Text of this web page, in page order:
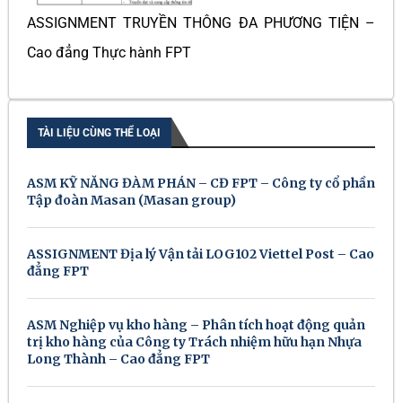
ASSIGNMENT TRUYỀN THÔNG ĐA PHƯƠNG TIỆN –
Cao đẳng Thực hành FPT
TÀI LIỆU CÙNG THỂ LOẠI
ASM KỸ NĂNG ĐÀM PHÁN – CĐ FPT – Công ty cổ phần
Tập đoàn Masan (Masan group)
ASSIGNMENT Địa lý Vận tải LOG102 Viettel Post – Cao
đẳng FPT
ASM Nghiệp vụ kho hàng – Phân tích hoạt động quản
trị kho hàng của Công ty Trách nhiệm hữu hạn Nhựa
Long Thành – Cao đẳng FPT